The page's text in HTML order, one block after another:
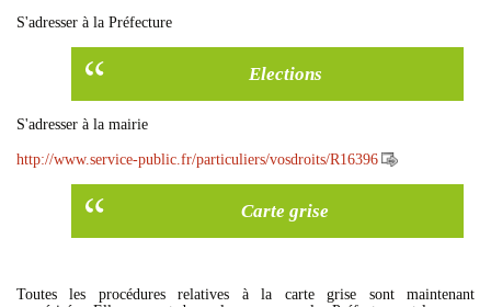
S'adresser à la Préfecture
Elections
S'adresser à la mairie
http://www.service-public.fr/particuliers/vosdroits/R16396
Carte grise
Toutes les procédures relatives à la carte grise sont maintenant